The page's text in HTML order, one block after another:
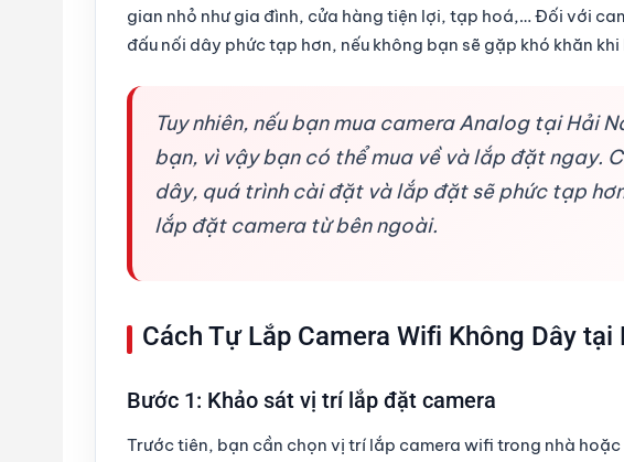
gian nhỏ như gia đình, cửa hàng tiện lợi, tạp hoá,… Đối với
đấu nối dây phức tạp hơn, nếu không bạn sẽ gặp khó khăn
Tuy nhiên, nếu bạn mua camera Analog tại Hải
bạn, vì vậy bạn có thể mua về và lắp đặt ngay.
dây, quá trình cài đặt và lắp đặt sẽ phức tạp
lắp đặt camera từ bên ngoài.
Cách Tự Lắp Camera Wifi Không Dây tại
Bước 1: Khảo sát vị trí lắp đặt camera
Trước tiên, bạn cần chọn vị trí lắp camera wifi trong nhà